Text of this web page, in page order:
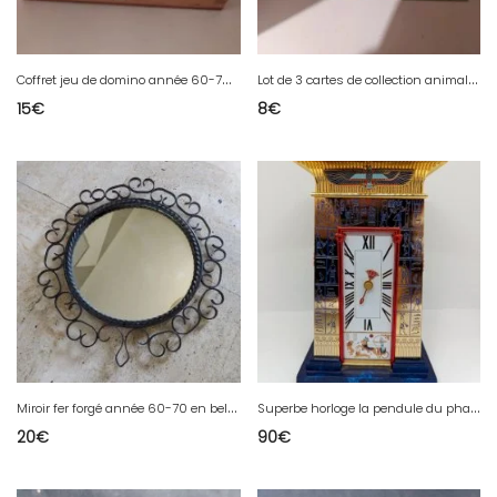
C
offret jeu de domino année 60-70 en bon état
15€
L
ot de 3 cartes de collection animal crossing en.bon état
8€
M
iroir fer forgé année 60-70 en bel état
20€
S
uperbe horloge la pendule du pharaon en cuivre massif rehausse dor 24carats en bon etat (made in chiner)
90€